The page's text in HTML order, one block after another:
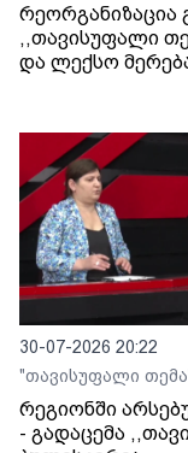
რეორგანიზაცია
,,თავისუფალი
და ლექსო
30-07-2026 20:22
"თავისუფალი
რეგიონში
- გადაცემა